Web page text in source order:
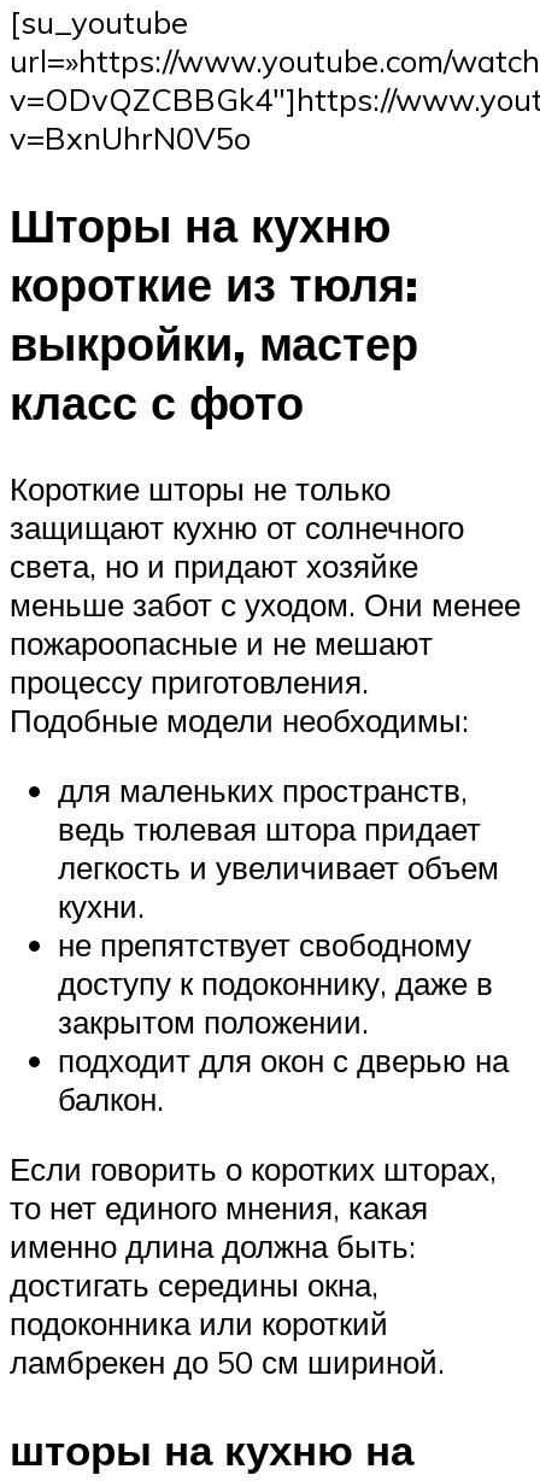
[su_youtube
url=»https://www.youtube.com/
v=ODvQZCBBGk4″]https://
v=BxnUhrN0V5o
Шторы на кухню
короткие из тюля:
выкройки, мастер
класс с фото
Короткие шторы не только
защищают кухню от солнечного
света, но и придают хозяйке
меньше забот с уходом. Они менее
пожароопасные и не мешают
процессу приготовления.
Подобные модели необходимы:
для маленьких пространств,
ведь тюлевая штора придает
легкость и увеличивает объем
кухни.
не препятствует свободному
доступу к подоконнику, даже в
закрытом положении.
подходит для окон с дверью на
балкон.
Если говорить о коротких шторах,
то нет единого мнения, какая
именно длина должна быть:
достигать середины окна,
подоконника или короткий
ламбрекен до 50 см шириной.
шторы на кухню на